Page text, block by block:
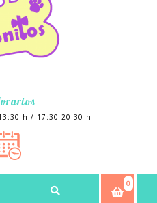
h / 17:30-20:30 h
0